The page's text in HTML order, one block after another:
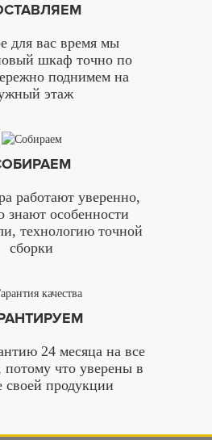
для вас время мы
шкаф точно по
поднимем на
этаж
работают уверенно,
знают особенности
технологию точной
сборки
24 месяца на все
что уверены в
своей продукции